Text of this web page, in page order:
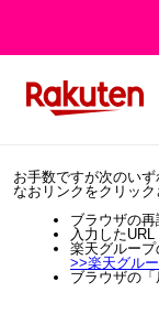
お手数ですが次のい
なおリンクをクリッ
ブラウザの
入力した
楽天グルー
>>楽天グル
ブラウザの